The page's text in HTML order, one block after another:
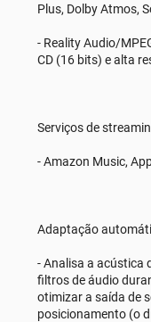
Plus, Dolby Atmos,
- Reality Audio/
CD (16 bits) e alta
Serviços de
- Amazon Music,
Adaptação
- Analisa a acústica
filtros de áudio
otimizar a saída de
posicionamento (o